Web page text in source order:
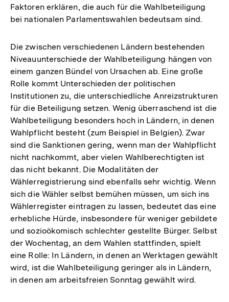
Faktoren erklären, die auch für die Wahlbeteiligung
bei nationalen Parlamentswahlen bedeutsam sind.
Die zwischen verschiedenen Ländern bestehenden
Niveauunterschiede der Wahlbeteiligung hängen von
einem ganzen Bündel von Ursachen ab. Eine große
Rolle kommt Unterschieden der politischen
Institutionen zu, die unterschiedliche Anreizstrukturen
für die Beteiligung setzen. Wenig überraschend ist die
Wahlbeteiligung besonders hoch in Ländern, in denen
Wahlpflicht besteht (zum Beispiel in Belgien). Zwar
sind die Sanktionen gering, wenn man der Wahlpflicht
nicht nachkommt, aber vielen Wahlberechtigten ist
das nicht bekannt. Die Modalitäten der
Wählerregistrierung sind ebenfalls sehr wichtig. Wenn
sich die Wähler selbst bemühen müssen, um sich ins
Wählerregister eintragen zu lassen, bedeutet das eine
erhebliche Hürde, insbesondere für weniger gebildete
und sozioökomisch schlechter gestellte Bürger. Selbst
der Wochentag, an dem Wahlen stattfinden, spielt
eine Rolle: In Ländern, in denen an Werktagen gewählt
wird, ist die Wahlbeteiligung geringer als in Ländern,
in denen am arbeitsfreien Sonntag gewählt wird.